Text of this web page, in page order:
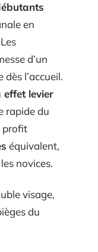
en
d’un
dès l’accueil.
levier
rapide du
profit
équivalent,
novices.
visage,
du